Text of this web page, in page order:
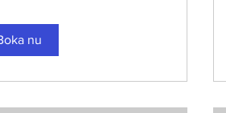
nu